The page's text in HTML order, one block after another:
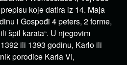
koje datira iz 14. Maja
i Gospođi 4 peters, 2 forme,
špil karata“. U njegovim
ili 1393 godinu, Karlo ili
porodice Karla VI,